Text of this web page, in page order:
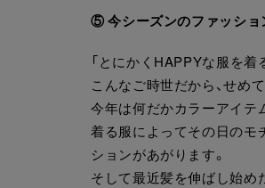
⑤ 今シーズンのファッショ
「とにかくHAPPYな服を着
こんなご時世だから、せめ
今年は何だかカラーアイテ
着る服によってその日のモ
ションがあがります。
そして最近髪を伸ばし始め